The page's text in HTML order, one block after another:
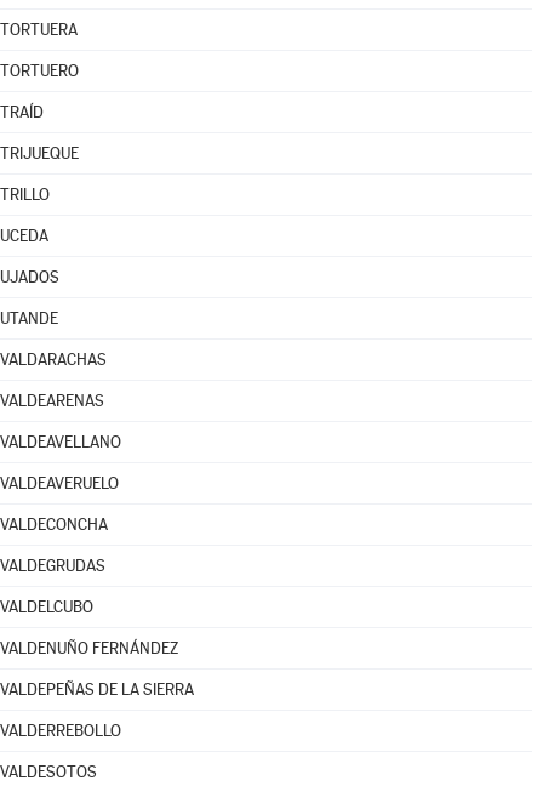
TORTUERA
TORTUERO
TRAÍD
TRIJUEQUE
TRILLO
UCEDA
UJADOS
UTANDE
VALDARACHAS
VALDEARENAS
VALDEAVELLANO
VALDEAVERUELO
VALDECONCHA
VALDEGRUDAS
VALDELCUBO
VALDENUÑO FERNÁNDEZ
VALDEPEÑAS DE LA SIERRA
VALDERREBOLLO
VALDESOTOS